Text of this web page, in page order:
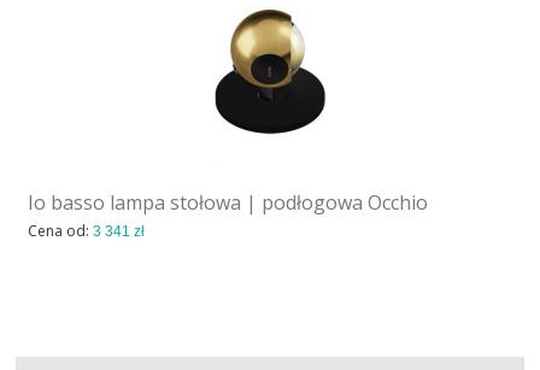
Io basso lampa stołowa | podłogowa Occhio
Cena od:3 341 zł